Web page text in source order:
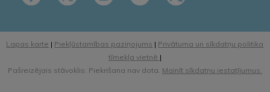
Lapas karte | Piekļūstamības paziņojums | Privātuma un sīkdatņu politika
tīmekļa vietnē |
Pašreizējais stāvoklis: Piekrišana nav dota. Mainīt sīkdatņu iestatījumus.